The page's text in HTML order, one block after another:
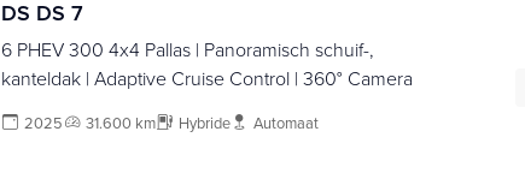
DS DS 7
6 PHEV 300 4x4 Pallas | Panoramisch schuif-,
kanteldak | Adaptive Cruise Control | 360° Camera
2025 31.600 km Hybride Automaat